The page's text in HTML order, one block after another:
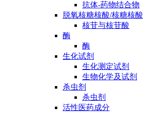
抗体-药物结合物
脱氧核糖核酸/核糖核酸
核苷与核苷酸
酶
酶
生化试剂
生化测定试剂
生物化学及试剂
杀虫剂
杀虫剂
活性医药成分